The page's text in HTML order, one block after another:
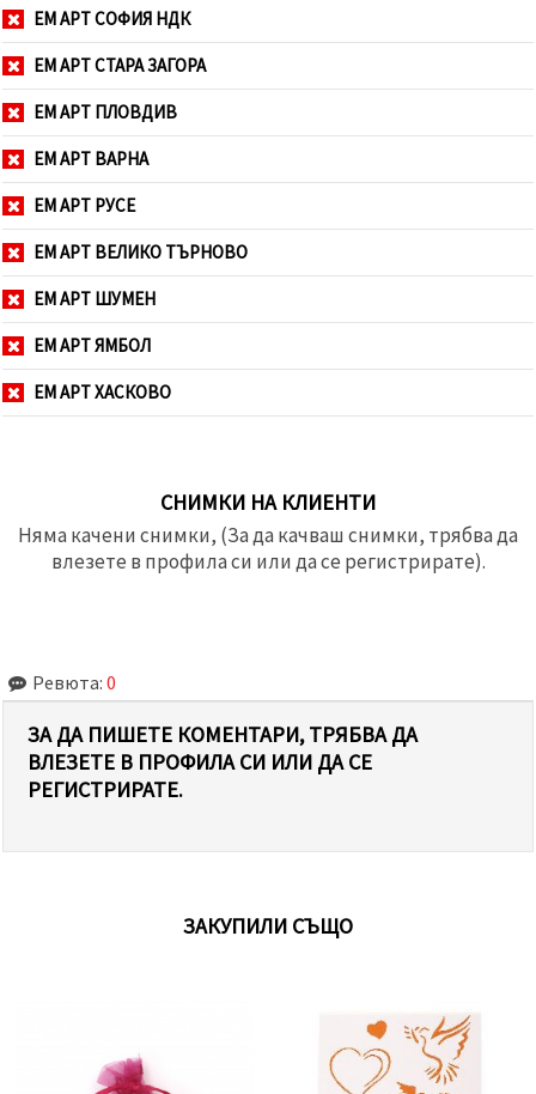
ЕМ АРТ СОФИЯ НДК
ЕМ АРТ СТАРА ЗАГОРА
ЕМ АРТ ПЛОВДИВ
ЕМ АРТ ВАРНА
ЕМ АРТ РУСЕ
ЕМ АРТ ВЕЛИКО ТЪРНОВО
ЕМ АРТ ШУМЕН
ЕМ АРТ ЯМБОЛ
ЕМ АРТ ХАСКОВО
СНИМКИ НА КЛИЕНТИ
Няма качени снимки, (За да качваш снимки, трябва да
влезете в профила си или да се регистрирате).
Ревюта: 0
ЗА ДА ПИШЕТЕ КОМЕНТАРИ, ТРЯБВА ДА
ВЛЕЗЕТЕ В ПРОФИЛА СИ ИЛИ ДА СЕ
РЕГИСТРИРАТЕ.
ЗАКУПИЛИ СЪЩО